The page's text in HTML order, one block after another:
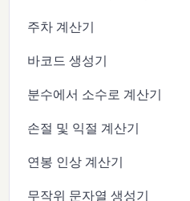
주차 계산기
바코드 생성기
분수에서 소수로 계산기
손절 및 익절 계산기
연봉 인상 계산기
무작위 문자열 생성기